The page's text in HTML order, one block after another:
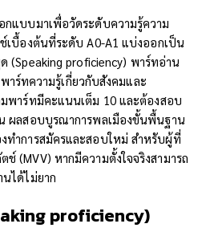
แบบมาเพื่อวัดระดับความรู้ความ
เบื้องต้นที่ระดับ A0-A1 แบ่งออกเป็น
(Speaking proficiency) พาร์ทอ่าน
าร์ทความรู้เกี่ยวกับสังคมและ
พาร์ทมีคะแนนเต็ม 10 และต้องสอบ
ผลสอบบูรณาการพลเมืองขั้นพื้นฐาน
ทำการสมัครและสอบใหม่ สำหรับผู้ที่
(MVV) หากมีความตั้งใจจริงสามารถ
ได้ไม่ยาก
proficiency)